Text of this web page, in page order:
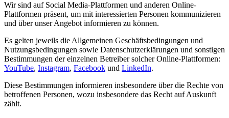
Wir sind auf Social Media-Plattformen und anderen Online-
Plattformen präsent, um mit interessierten Personen kommunizieren
und über unser Angebot informieren zu können.
Es gelten jeweils die Allgemeinen Geschäftsbedingungen und
Nutzungsbedingungen sowie Datenschutzerklärungen und sonstigen
Bestimmungen der einzelnen Betreiber solcher Online-Plattformen:
YouTube, Instagram, Facebook und LinkedIn.
Diese Bestimmungen informieren insbesondere über die Rechte von
betroffenen Personen, wozu insbesondere das Recht auf Auskunft
zählt.